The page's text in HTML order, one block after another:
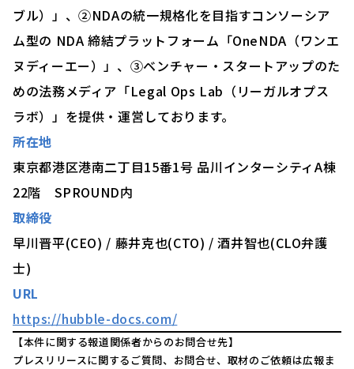
ブル）」、②NDAの統一規格化を目指すコンソーシア
ム型の NDA 締結プラットフォーム「OneNDA（ワンエ
ヌディーエー）」、③ベンチャー・スタートアップのた
めの法務メディア「Legal Ops Lab（リーガルオプス
ラボ）」を提供・運営しております。
所在地
東京都港区港南二丁目15番1号 品川インターシティA棟
22階 SPROUND内
取締役
早川晋平(CEO) / 藤井克也(CTO) / 酒井智也(CLO弁護
士)
URL
https://hubble-docs.com/
【本件に関する報道関係者からのお問合せ先】
プレスリリースに関するご質問、お問合せ、取材のご依頼は広報ま